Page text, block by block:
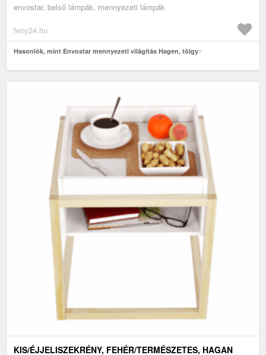
envostar, belső lámpák, mennyezeti lámpák
feny24.hu
Hasonlók, mint Envostar mennyezeti világítás Hagen, tölgy
KIS/ÉJJELISZEKRÉNY, FEHÉR/TERMÉSZETES, HAGAN